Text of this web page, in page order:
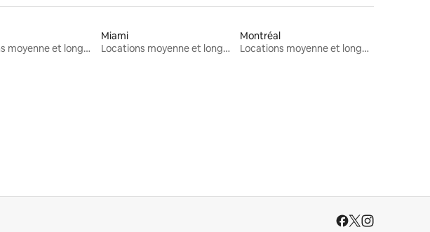
Locations moyenne et longue durée
Miami
Locations moyenne et longue durée
Montréal
Locations moyenne et longue durée